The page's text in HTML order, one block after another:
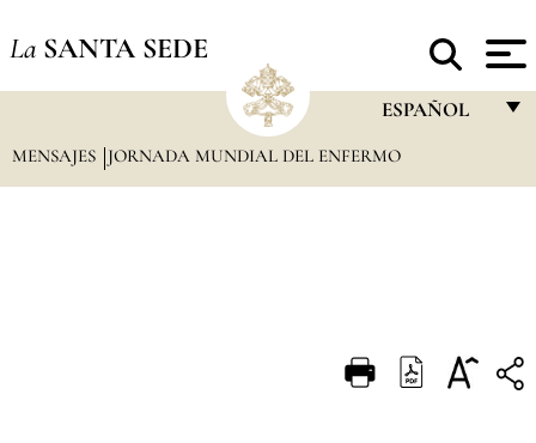
La SANTA SEDE
ESPAÑOL
FRANÇAIS
DEUTSCH
MENSAJES JORNADA MUNDIAL DEL ENFERMO